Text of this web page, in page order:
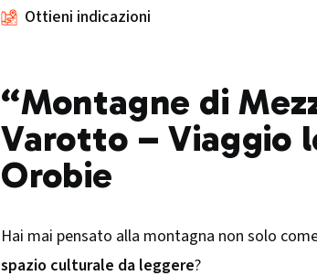
Ottieni indicazioni
“Montagne di
Varotto – Viaggio
Orobie
Hai mai pensato alla montagna non solo
spazio culturale da leggere?